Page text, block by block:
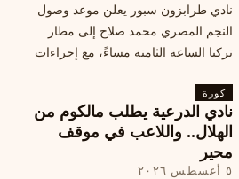
نادي طرابزون سبور يعلن موعد وصول
النجم المصري محمد صلاح إلى مطار
تركيا الساعة الثامنة مساءً، مع إجراءات
جديد ومكافآت مالية.
كورة
نادي الدرعية يطلب مالكوم من
الهلال.. واللاعب في موقف
محير
٥ أغسطس ٢٠٢٦